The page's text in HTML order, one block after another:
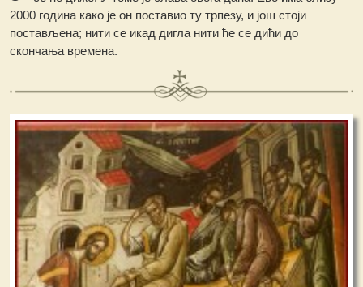
2000 година како је он поставио ту трпезу, и још стоји
постављена; нити се икад дигла нити ће се дићи до
скончања времена.